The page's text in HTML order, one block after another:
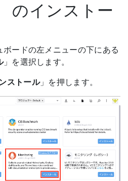
インストー
ボードの左メニューの下にある
」を選択します。
ストール」を押します。